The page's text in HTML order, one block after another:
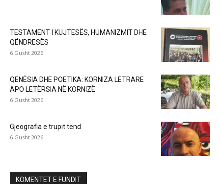
TESTAMENT I KUJTESËS, HUMANIZMIT DHE
QËNDRESËS
6 Gusht 2026
QENËSIA DHE POETIKA: KORNIZA LETRARE
APO LETËRSIA NË KORNIZË
6 Gusht 2026
Gjeografia e trupit tënd
6 Gusht 2026
KOMENTET E FUNDIT